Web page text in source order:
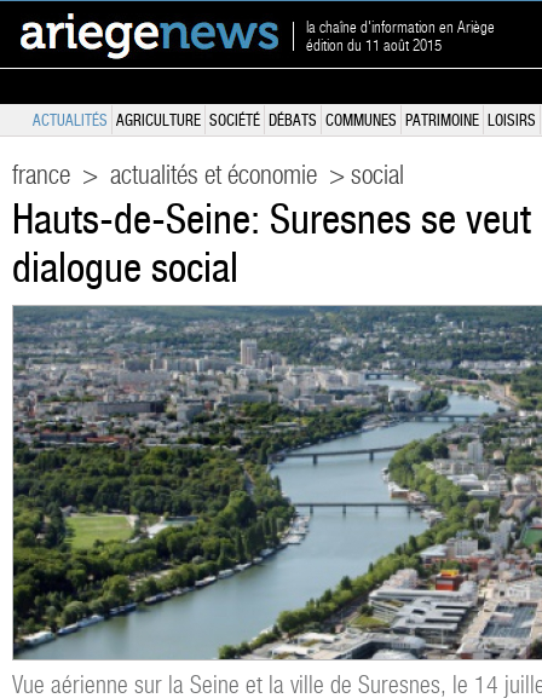
la chaîne d'information en Ariège
édition du 11 août 2015
ACTUALITÉS AGRICULTURE SOCIÉTÉ DÉBATS COMMUNES PATRIMOINE LOISIRS
france > actualités et économie > social
Hauts-de-Seine: Suresnes se
dialogue social
Vue aérienne sur la Seine et la ville de Suresnes, le 14